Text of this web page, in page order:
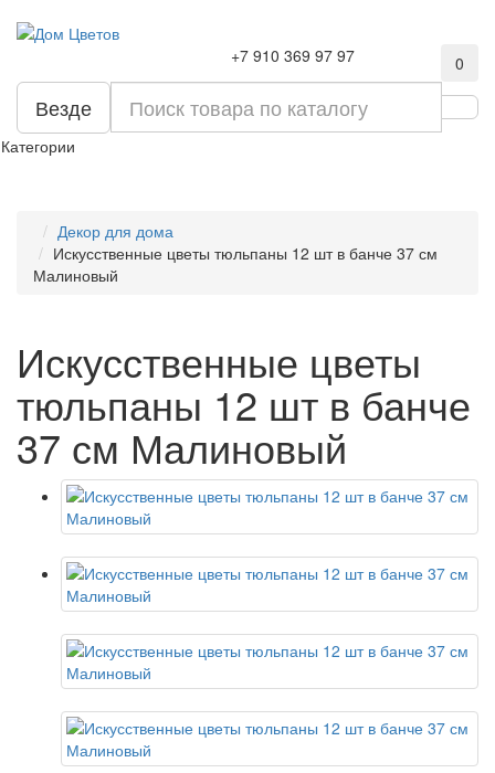
+7 910 369 97 97 0
Везде
Категории
Декор для дома
Искусственные цветы тюльпаны 12 шт в банче 37 см
Малиновый
Искусственные цветы
тюльпаны 12 шт в банче
37 см Малиновый